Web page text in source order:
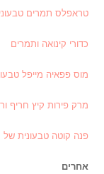
טראפלס תמרים
כדורי קינואה ותמרים
מוס פפאיה מייפל
מרק פירות קיץ חריף
פנה קוטה טבעונית של
אחרים